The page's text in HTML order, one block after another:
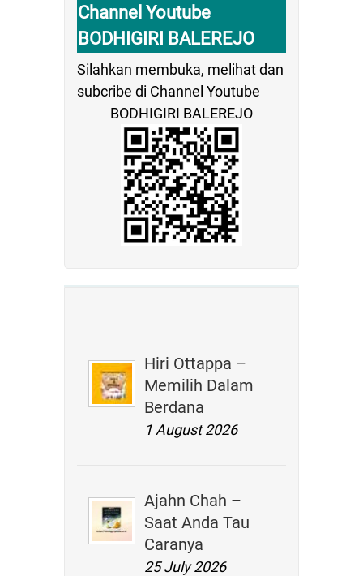
Channel Youtube
BODHIGIRI BALEREJO
Silahkan membuka, melihat dan
subcribe di Channel Youtube
BODHIGIRI BALEREJO
Hiri Ottappa –
Memilih Dalam
Berdana
1 August 2026
Ajahn Chah –
Saat Anda Tau
Caranya
25 July 2026